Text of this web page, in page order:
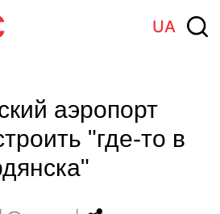
UA
аэропорт
"где-то в